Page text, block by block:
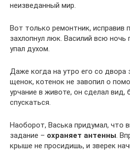
неизведанный мир.
Вот только ремонтник, исправив
захлопнул люк. Василий всю ночь
упал духом.
Даже когда на утро его со двора
щенок, котенок не завопил о
урчание в животе, он сделал вид,
спускаться.
Наоборот, Васька придумал, что
задание – охраняет антенны.
крыше не просидишь, и зверек